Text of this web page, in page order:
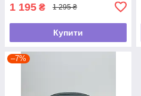
1 195 ₴ 1 295 ₴
Купити
–7%